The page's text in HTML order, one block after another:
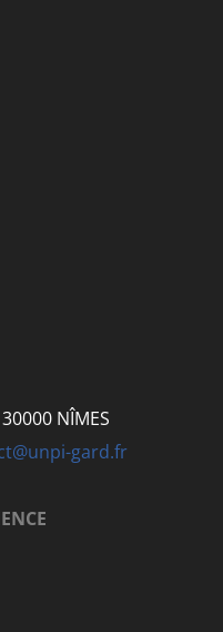
NÎMES
gard.fr